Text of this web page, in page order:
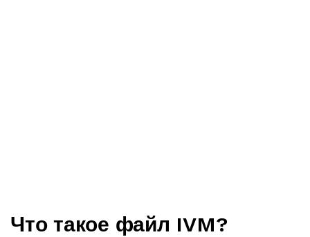
Что такое файл IVM?